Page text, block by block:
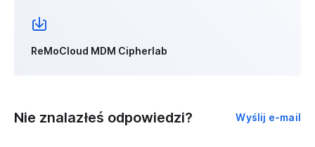
ReMoCloud MDM Cipherlab
Nie znalazłeś odpowiedzi? Wyślij e-mail